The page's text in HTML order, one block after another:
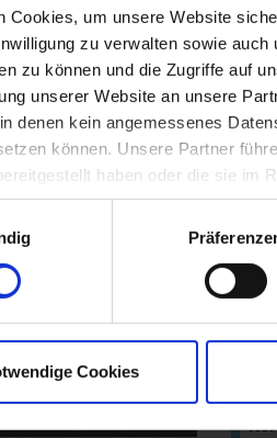
Cookies, um unsere Website
zu verwalten sowie
zu können und die Zugriffe auf
unserer Website an unsere
denen kein angemessenes
können. Unsere Partner
haben oder die sie im
Cookies
Das
zum
der
heute
- Dom Mariä